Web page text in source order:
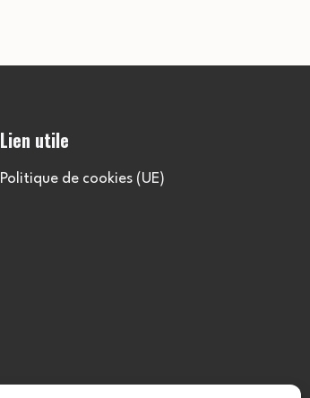
Lien utile
Politique de cookies (UE)